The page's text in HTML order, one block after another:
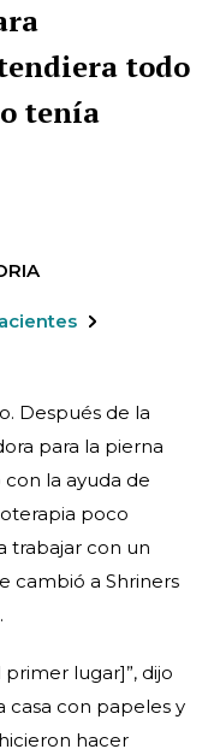
todo
tenía
Después de la
para la pierna
con la ayuda de
poco
trabajar con un
cambió a Shriners
lugar]”, dijo
casa con papeles y
hacer